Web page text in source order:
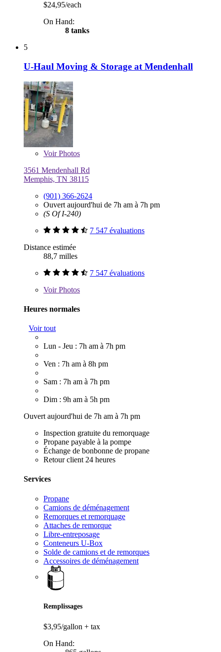
$24,95/each
On Hand:
8 tanks
5
U-Haul Moving & Storage at Mendenhall
VoirPhotos
3561 Mendenhall Rd
Memphis, TN 38115
(901) 366-2624
Ouvert aujourd'hui de 7h am à 7h pm
(S Of I-240)
7 547 évaluations
Distance estimée
88,7 milles
7 547 évaluations
VoirPhotos
Heures normales
Voir tout
Lun - Jeu : 7h am à 7h pm
Ven : 7h am à 8h pm
Sam : 7h am à 7h pm
Dim : 9h am à 5h pm
Ouvert aujourd'hui de 7h am à 7h pm
Inspection gratuite du remorquage
Propane payable à la pompe
Échange de bonbonne de propane
Retour client 24 heures
Services
Propane
Camions de déménagement
Remorques et remorquage
Attaches de remorque
Libre-entreposage
Conteneurs U-Box
Solde de camions et de remorques
Accessoires de déménagement
Remplissages
$3,95/gallon + tax
On Hand: